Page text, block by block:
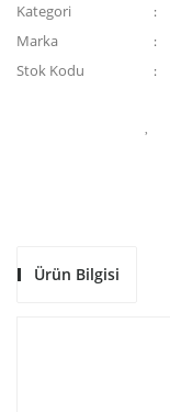
Kategori
Marka
Stok Kodu
Ürün Bilgisi